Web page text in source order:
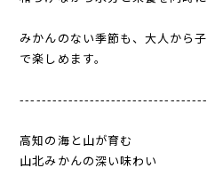
みかんのない季節も、大人から
で楽しめます。
高知の海と山が育む
山北みかんの深い味わい